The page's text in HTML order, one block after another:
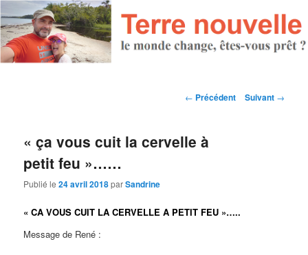
Navigation des articles
← Précédent Suivant →
« ça vous cuit la cervelle à
petit feu »……
Publié le24 avril 2018parSandrine
« CA VOUS CUIT LA CERVELLE A PETIT FEU »…..
Message de René :